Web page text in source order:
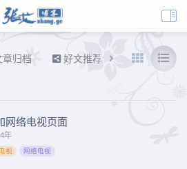
章归档 好文推荐 东拉西扯
年
网络电视页面
视 网络电视